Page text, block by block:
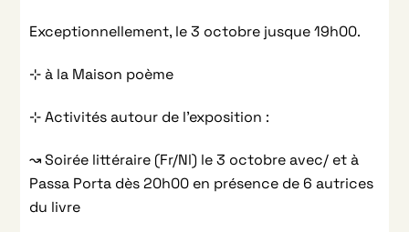
Exceptionnellement, le 3 octobre jusque 19h00.
⊹ à la Maison poème
⊹ Activités autour de l’exposition :
↝ Soirée littéraire (Fr/Nl) le 3 octobre avec/ et à
Passa Porta dès 20h00 en présence de 6 autrices
du livre